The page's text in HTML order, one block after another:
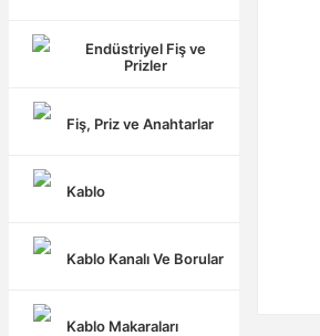
Endüstriyel Fiş ve
Prizler
Fiş, Priz ve Anahtarlar
Kablo
Kablo Kanalı Ve Borular
Kablo Makaraları